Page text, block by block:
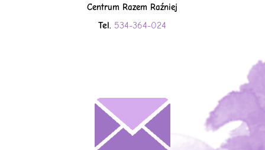
Centrum Razem Raźniej
Tel. 534-364-024